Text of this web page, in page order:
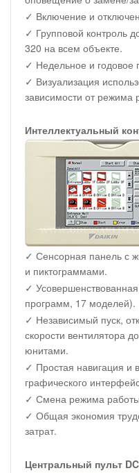
✓ Включение и
✓ Групповой контроль
320 на всем объекте.
✓ Недельное и годовое
✓ Визуализация
зависимости от режима
Интеллектуальный
✓ Сенсорная панель с
и пиктограммами.
✓
программ, 17 моделей).
✓ Независимый пуск,
скорости вентилятора
юнитами.
✓ Простая навигация и
графического
✓ Смена режима
✓ Общая экономия
затрат.
Центральный пульт